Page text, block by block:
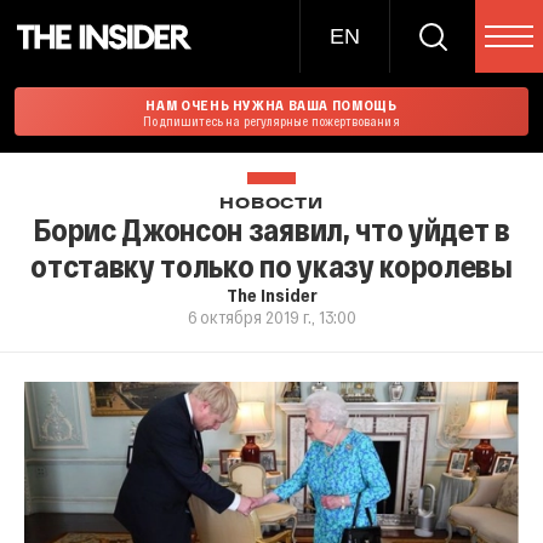
EN
НАМ ОЧЕНЬ НУЖНА ВАША ПОМОЩЬ
Подпишитесь на регулярные пожертвования
НОВОСТИ
Борис Джонсон заявил, что уйдет в
отставку только по указу королевы
The Insider
6 октября 2019 г., 13:00